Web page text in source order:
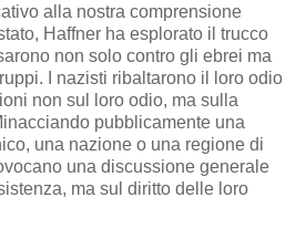
alla nostra comprensione
Haffner ha esplorato il trucco
non solo contro gli ebrei ma
I nazisti ribaltarono il loro odio
non sul loro odio, ma sulla
pubblicamente una
una nazione o una regione di
una discussione generale
ma sul diritto delle loro